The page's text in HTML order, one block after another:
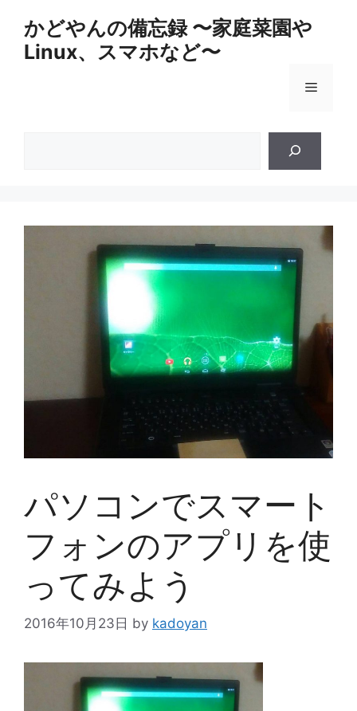
かどやんの備忘録 〜家庭菜園や
Linux、スマホなど〜
メ
ニ
ー
パソコンでスマート
フォンのアプリを使
ってみよう
2016年10月23日 by kadoyan